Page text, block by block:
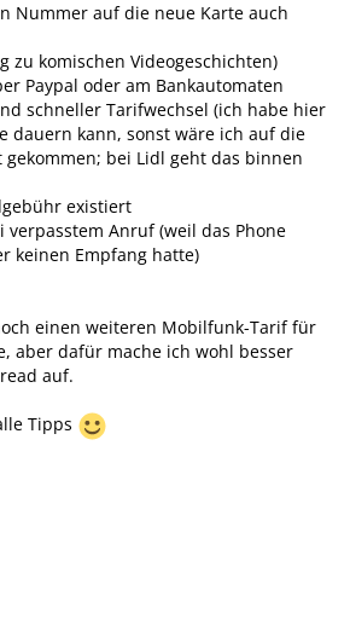
Nummer auf die neue Karte auch
zu komischen Videogeschichten)
Paypal oder am Bankautomaten
schneller Tarifwechsel (ich habe hier
dauern kann, sonst wäre ich auf die
bei Lidl geht das binnen
existiert
verpasstem Anruf (weil das Phone
keinen Empfang hatte)
einen weiteren Mobilfunk-Tarif für
aber dafür mache ich wohl besser
auf.
Tipps